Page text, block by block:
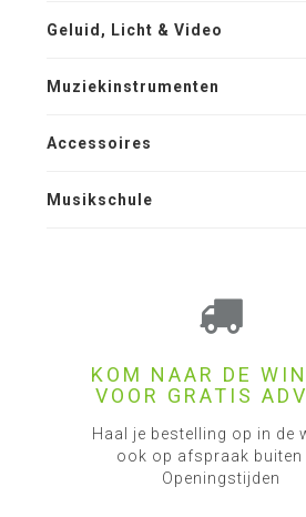
Geluid, Licht & Video
Muziekinstrumenten
Accessoires
Musikschule
KOM NAAR DE
VOOR GRATIS
Haal je bestelling op in de
ook op afspraak buiten
Openingstijden